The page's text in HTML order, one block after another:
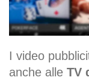
I video
anche alle TV